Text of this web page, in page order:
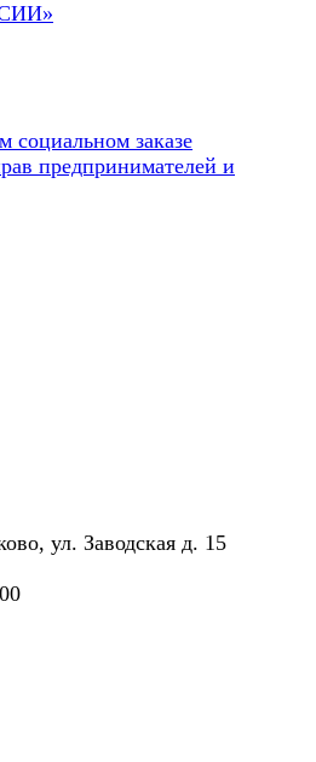
социальном заказе
предпринимателей и
ул. Заводская д. 15